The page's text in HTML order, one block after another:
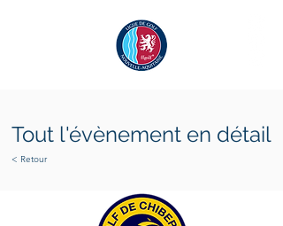
Tout l'évènement en détail
< Retour